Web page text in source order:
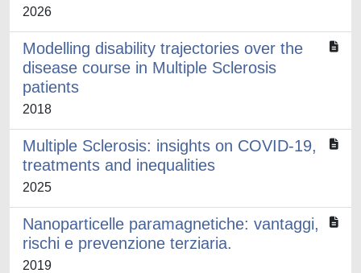
2026
Modelling disability trajectories over the
disease course in Multiple Sclerosis
patients
2018
Multiple Sclerosis: insights on COVID-19,
treatments and inequalities
2025
Nanoparticelle paramagnetiche: vantaggi,
rischi e prevenzione terziaria.
2019